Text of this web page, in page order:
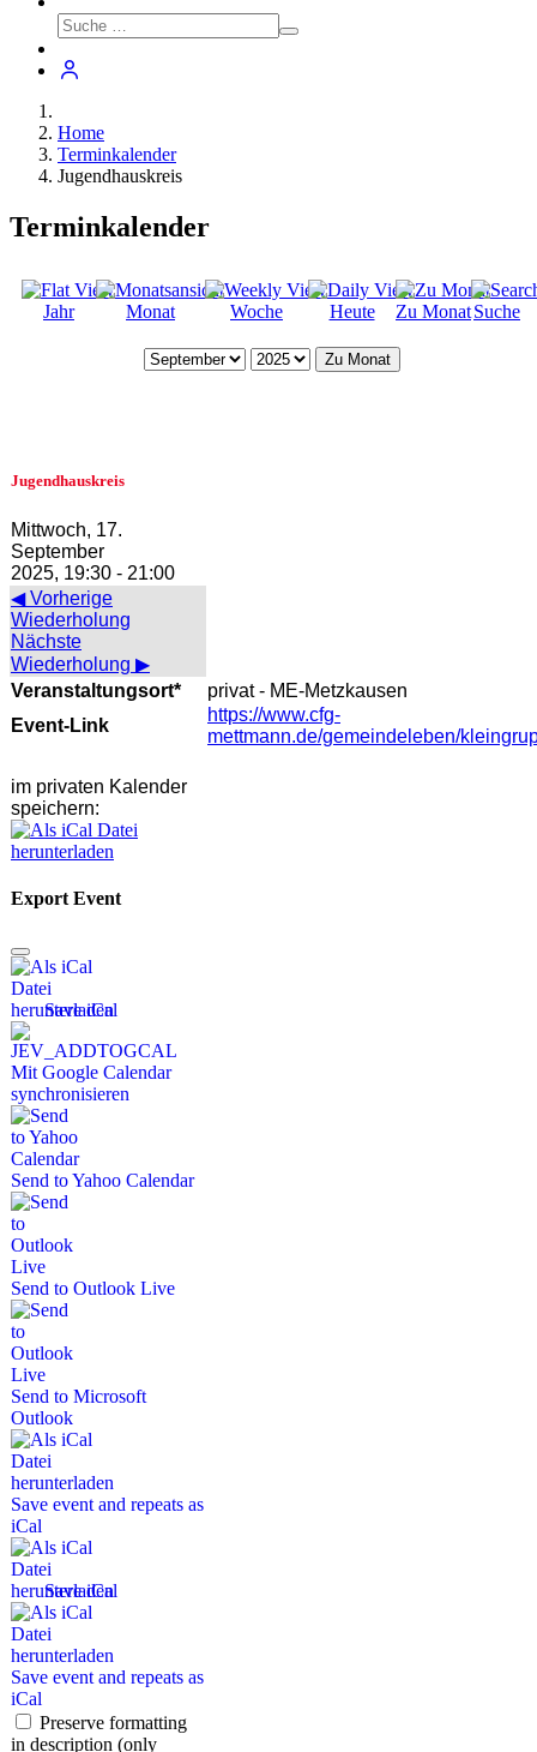
Home
Terminkalender
Jugendhauskreis
Terminkalender
Jahr Monat Woche Heute Zu MonatSuche
Zu Monat
Jugendhauskreis
Mittwoch, 17.
September
2025, 19:30 - 21:00
◀ Vorherige
Wiederholung
Nächste
Wiederholung ▶
Veranstaltungsort*
privat - ME-Metzkausen
Event-Link
https://www.cfg-
mettmann.de/gemeindeleben/
im privaten Kalender
speichern:
Export Event
Save iCal
Mit Google Calendar
synchronisieren
Send to Yahoo Calendar
Send to Outlook Live
Send to Microsoft
Outlook
Save event and repeats as
iCal
Save iCal
Save event and repeats as
iCal
Preserve formatting
in description (only